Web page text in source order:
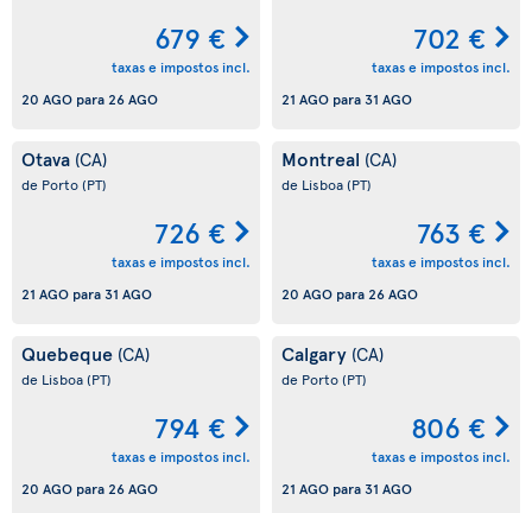
679 €
taxas e impostos incl.
20 AGO para26 AGO
702 €
taxas e impostos incl.
21 AGO para 31 AGO
Otava (CA)
de Porto(PT)
726 €
taxas e impostos incl.
21 AGO para 31 AGO
Montreal (CA)
de Lisboa(PT)
763 €
taxas e impostos incl.
20 AGO para26 AGO
Quebeque (CA)
de Lisboa(PT)
794 €
taxas e impostos incl.
20 AGO para26 AGO
Calgary (CA)
de Porto(PT)
806 €
taxas e impostos incl.
21 AGO para 31 AGO